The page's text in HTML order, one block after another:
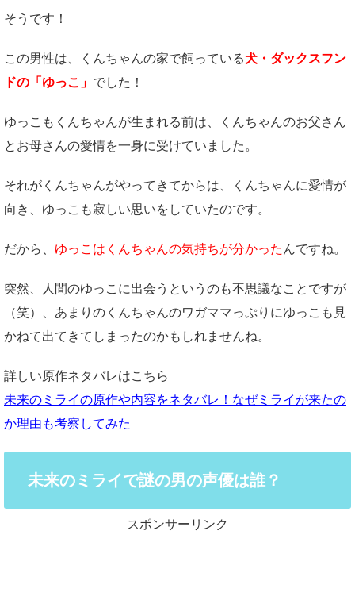
そうです！
この男性は、くんちゃんの家で飼っている犬・ダックスフン
ドの「ゆっこ」 でした！
ゆっこもくんちゃんが生まれる前は、くんちゃんのお父さん
とお母さんの愛情を一身に受けていました。
それがくんちゃんがやってきてからは、くんちゃんに愛情が
向き、ゆっこも寂しい思いをしていたのです。
だから、 ゆっこはくんちゃんの気持ちが分かった んですね。
突然、人間のゆっこに出会うというのも不思議なことですが
（笑）、あまりのくんちゃんのワガママっぷりにゆっこも見
かねて出てきてしまったのかもしれませんね。
詳しい原作ネタバレはこちら
未来のミライの原作や内容をネタバレ！なぜミライが来たの
か理由も考察してみた
未来のミライで謎の男の声優は誰？
スポンサーリンク